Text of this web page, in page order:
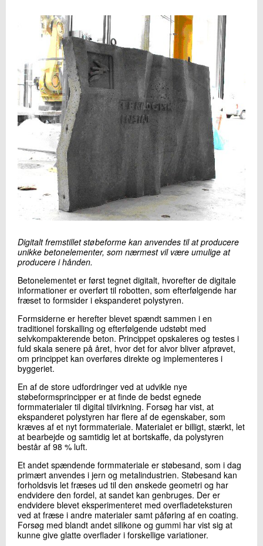
Digitalt fremstillet støbeforme kan anvendes til at producere
unikke betonelementer, som nærmest vil være umulige at
producere i hånden.
Betonelementet er først tegnet digitalt, hvorefter de digitale
informationer er overført til robotten, som efterfølgende har
fræset to formsider i ekspanderet polystyren.
Formsiderne er herefter blevet spændt sammen i en
traditionel forskalling og efterfølgende udstøbt med
selvkompakterende beton. Princippet opskaleres og testes i
fuld skala senere på året, hvor det for alvor bliver afprøvet,
om princippet kan overføres direkte og implementeres i
byggeriet.
En af de store udfordringer ved at udvikle nye
støbeformsprincipper er at finde de bedst egnede
formmaterialer til digital tilvirkning. Forsøg har vist, at
ekspanderet polystyren har flere af de egenskaber, som
kræves af et nyt formmateriale. Materialet er billigt, stærkt, let
at bearbejde og samtidig let at bortskaffe, da polystyren
består af 98 % luft.
Et andet spændende formmateriale er støbesand, som i dag
primært anvendes i jern og metalindustrien. Støbesand kan
forholdsvis let fræses ud til den ønskede geometri og har
endvidere den fordel, at sandet kan genbruges. Der er
endvidere blevet eksperimenteret med overfladeteksturen
ved at fræse i andre materialer samt påføring af en coating.
Forsøg med blandt andet silikone og gummi har vist sig at
kunne give glatte overflader i forskellige variationer.